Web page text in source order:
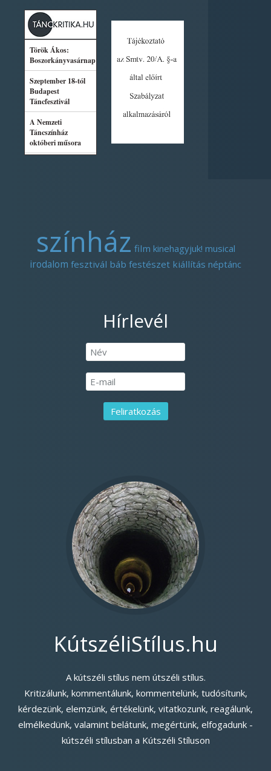
színház film kinehagyjuk! musical
irodalom fesztivál báb festészet kiállítás néptánc
Hírlevél
KútszéliStílus.hu
A kútszéli stílus nem útszéli stílus.
Kritizálunk, kommentálunk, kommentelünk, tudósítunk,
kérdezünk, elemzünk, értékelünk, vitatkozunk, reagálunk,
elmélkedünk, valamint belátunk, megértünk, elfogadunk -
kútszéli stílusban a Kútszéli Stíluson